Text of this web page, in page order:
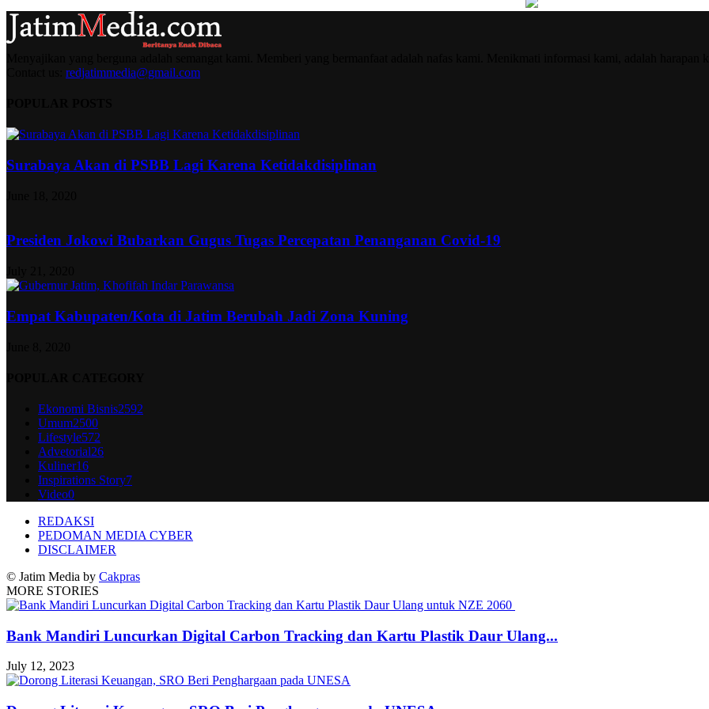
redjatimmedia@gmail.com
Surabaya Akan di PSBB Lagi Karena Ketidakdisiplinan
Presiden Jokowi Bubarkan Gugus Tugas Percepatan Penanganan Covid-19
Empat Kabupaten/Kota di Jatim Berubah Jadi Zona Kuning
Ekonomi Bisnis2592
Umum2500
Lifestyle572
Advetorial26
Kuliner16
Inspirations Story7
Video0
REDAKSI
PEDOMAN MEDIA CYBER
DISCLAIMER
© Jatim Media by Cakpras
MORE STORIES
Bank Mandiri Luncurkan Digital Carbon Tracking dan Kartu Plastik Daur Ulang...
July 12, 2023